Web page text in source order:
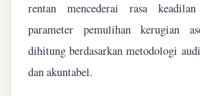
rentan mencederai rasa
parameter pemulihan kerugian
dihitung berdasarkan metodologi
dan akuntabel.